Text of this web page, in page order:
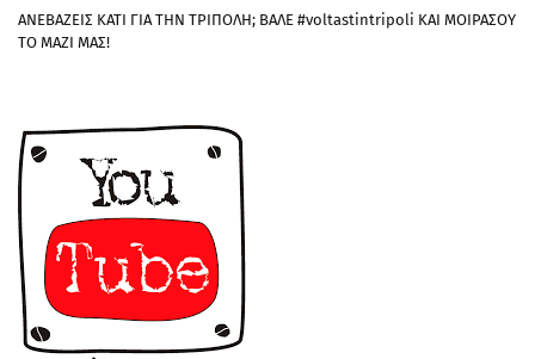
ΑΝΕΒΑΖΕΙΣ ΚΑΤΙ ΓΙΑ ΤΗΝ ΤΡΙΠΟΛΗ; ΒΑΛΕ #voltastintripoli ΚΑΙ ΜΟΙΡΑΣΟΥ
ΤΟ ΜΑΖΙ ΜΑΣ!